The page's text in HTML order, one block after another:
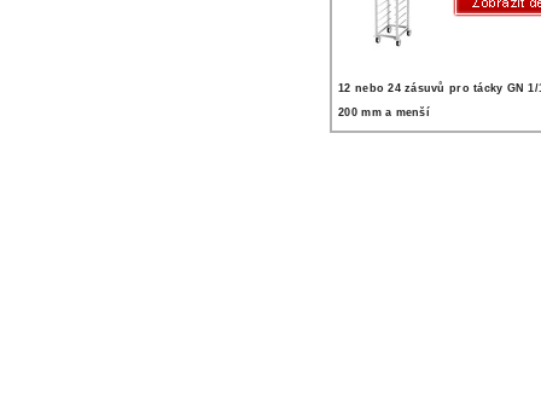
12 nebo 24 zásuvů pro tácky GN
200 mm a menší